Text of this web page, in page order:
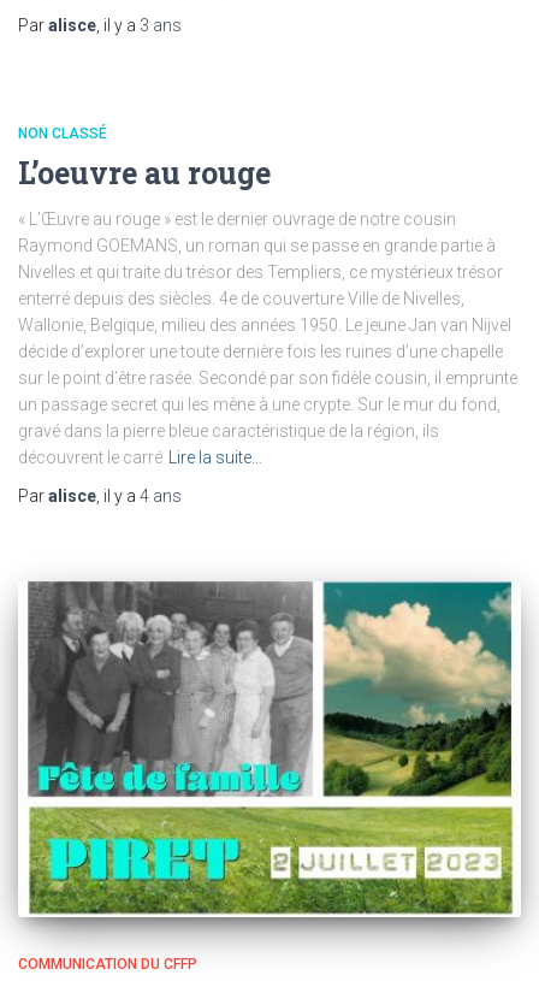
Paralisce , il y a 3 ans
NON CLASSÉ
L’oeuvre au rouge
« L’Œuvre au rouge » est le dernier ouvrage de notre cousin
Raymond GOEMANS, un roman qui se passe en grande partie à
Nivelles et qui traite du trésor des Templiers, ce mystérieux trésor
enterré depuis des siècles. 4e de couverture Ville de Nivelles,
Wallonie, Belgique, milieu des années 1950. Le jeune Jan van Nijvel
décide d’explorer une toute dernière fois les ruines d’une chapelle
sur le point d’être rasée. Secondé par son fidèle cousin, il emprunte
un passage secret qui les mène à une crypte. Sur le mur du fond,
gravé dans la pierre bleue caractéristique de la région, ils
découvrent le carré
Lire la suite…
Paralisce , il y a 4 ans
COMMUNICATION DU CFFP